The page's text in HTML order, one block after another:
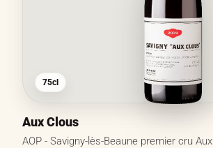
75cl
Aux Clous
AOP - Savigny-lès-Beaune premier cru Aux